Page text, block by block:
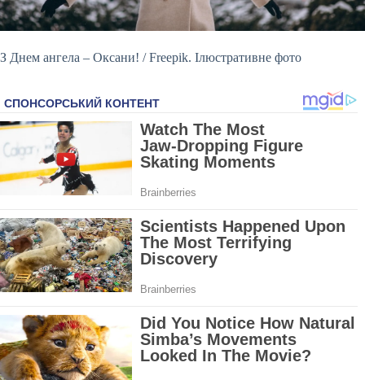
З Днем ангела – Оксани! / Freepik. Ілюстративне фото